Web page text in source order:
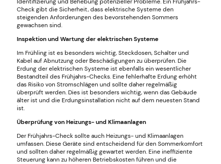
Check gibt die Sicherheit, dass elektrische Systeme den
steigenden Anforderungen des bevorstehenden Sommers
gewachsen sind.
Inspektion und Wartung der elektrischen Systeme
Im Frühling ist es besonders wichtig, Steckdosen, Schalter und
Kabel auf Abnutzung oder Beschädigungen zu überprüfen. Die
Erdung der elektrischen Systeme ist ebenfalls ein wesentlicher
Bestandteil des Frühjahrs-Checks. Eine fehlerhafte Erdung erhöht
das Risiko von Stromschlägen und sollte daher regelmäßig
überprüft werden. Dies ist besonders wichtig, wenn das Gebäude
älter ist und die Erdungsinstallation nicht auf dem neuesten Stand
ist.
Überprüfung von Heizungs- und Klimaanlagen
Der Frühjahrs-Check sollte auch Heizungs- und Klimaanlagen
umfassen. Diese Geräte sind entscheidend für den Sommerkomfort
und sollten daher regelmäßig gewartet werden. Eine ineffiziente
Steuerung kann zu höheren Betriebskosten führen und die